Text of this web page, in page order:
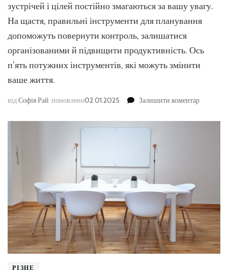
зустрічей і цілей постійно змагаються за вашу увагу.
На щастя, правильні інструменти для планування
допоможуть повернути контроль, залишатися
організованими й підвищити продуктивність. Ось
п’ять потужних інструментів, які можуть змінити
ваше життя.
відСофія Рай поновлено02.01.2025 Залишити коментардо
РІЗНЕ